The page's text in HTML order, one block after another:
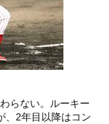
らない。ルーキー
、2年目以降はコン